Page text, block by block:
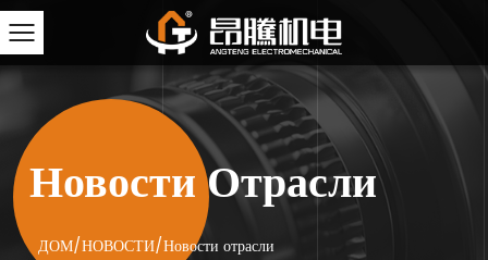
Новости Отрасли
ДОМ/НОВОСТИ/Новости отрасли